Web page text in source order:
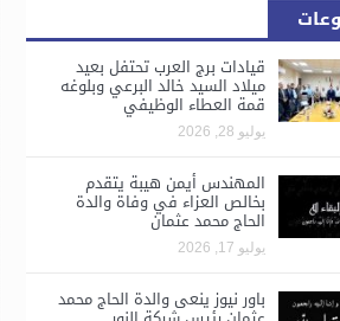
قيادات برج العرب تحتفل بعيد
ميلاد السيد خالد البرعي وبلوغه
قمة العطاء الوظيفي
يوليو 28, 2026
المهندس أيمن هيبة يتقدم
بخالص العزاء في وفاة والدة
الحاج محمد عثمان
يوليو 17, 2026
باور نيوز ينعى والدة الحاج محمد